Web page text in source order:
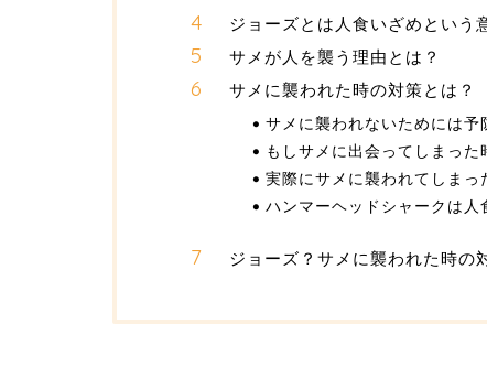
ジョーズとは人食いざめという
サメが人を襲う理由とは？
サメに襲われた時の対策とは？
サメに襲われないためには予
もしサメに出会ってしまった
実際にサメに襲われてしまっ
ハンマーヘッドシャークは人
ジョーズ？サメに襲われた時の